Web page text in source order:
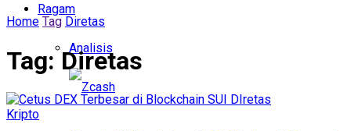
Ragam
Analisis
Home Tag Diretas
Tag:Diretas
Kripto